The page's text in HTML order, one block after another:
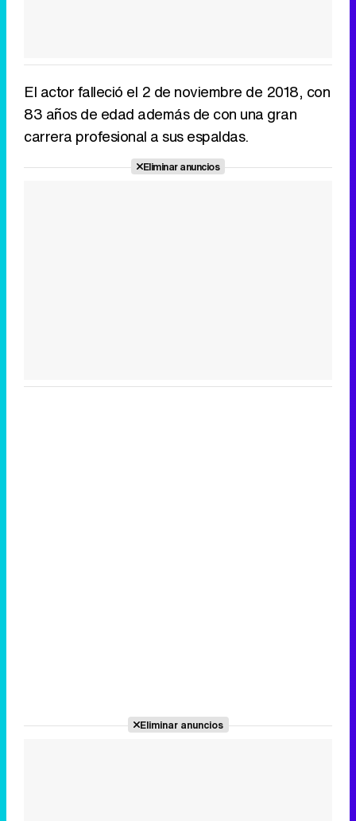
El actor falleció el 2 de noviembre de 2018, con
83 años de edad además de con una gran
carrera profesional a sus espaldas.
Eliminar anuncios
Eliminar anuncios